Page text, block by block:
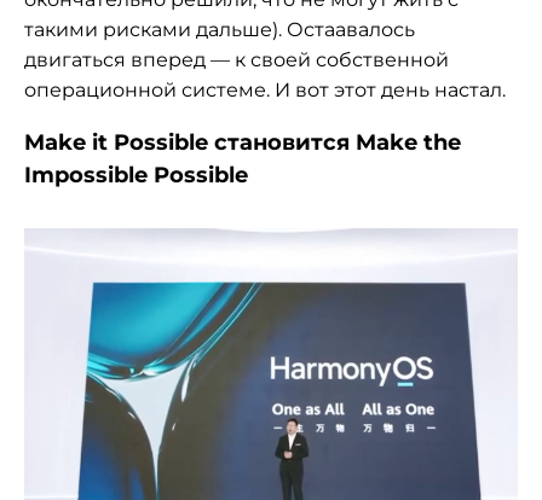
такими рисками дальше). Остаавалось
двигаться вперед — к своей собственной
операционной системе. И вот этот день настал.
Make it Possible становится Make the
Impossible Possible